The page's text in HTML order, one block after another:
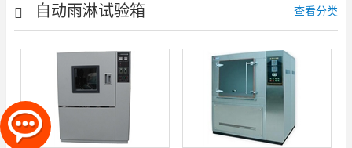
自动雨淋试验箱 查看分类